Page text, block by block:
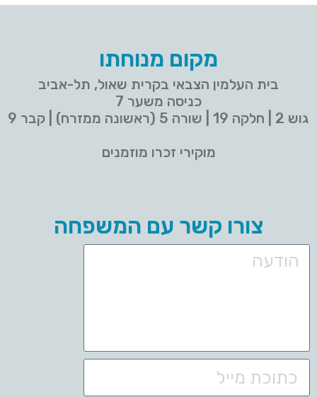
מקום מנוחתו
בית העלמין הצבאי בקרית שאול, תל-אביב
כניסה משער 7
גוש 2 | חלקה 19 | שורה 5 (ראשונה ממזרח) | קבר 9
מוקירי זכרו מוזמנים
צורו קשר עם המשפחה